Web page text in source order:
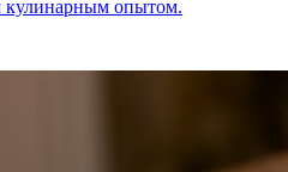
кулинарным опытом.